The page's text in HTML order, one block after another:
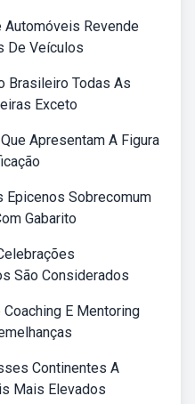
Automóveis Revende
De Veículos
Brasileiro Todas As
Exceto
Apresentam A Figura
Epicenos Sobrecomum
Gabarito
São Considerados
E Mentoring
Continentes A
Mais Elevados